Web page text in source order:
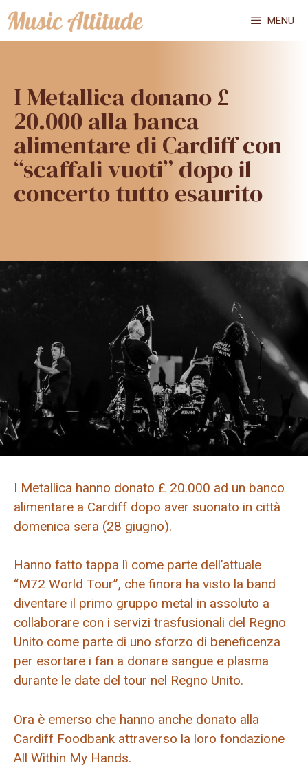
Vai
al
MENU
I Metallica donano £
20.000 alla banca
alimentare di Cardiff con
“scaffali vuoti” dopo il
concerto tutto esaurito
I Metallica hanno donato £ 20.000 ad un banco
alimentare a Cardiff dopo aver suonato in città
domenica sera (28 giugno).
Hanno fatto tappa lì come parte dell’attuale
“M72 World Tour”, che finora ha visto la band
diventare il primo gruppo metal in assoluto a
collaborare con i servizi trasfusionali del Regno
Unito come parte di uno sforzo di beneficenza
per esortare i fan a donare sangue e plasma
durante le date del tour nel Regno Unito.
Ora è emerso che hanno anche donato alla
Cardiff Foodbank attraverso la loro fondazione
All Within My Hands.